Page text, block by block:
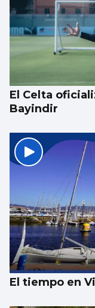
Las
El Celta
Bayindir
El tiempo en